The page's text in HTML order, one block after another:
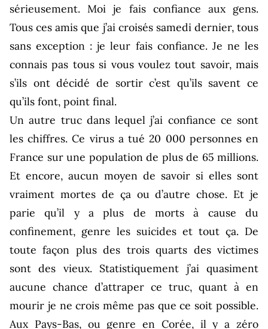
sérieusement. Moi je fais confiance aux gens.
Tous ces amis que j’ai croisés samedi dernier, tous
sans exception : je leur fais confiance. Je ne les
connais pas tous si vous voulez tout savoir, mais
s’ils ont décidé de sortir c’est qu’ils savent ce
qu’ils font, point final.
Un autre truc dans lequel j’ai confiance ce sont
les chiffres. Ce virus a tué 20 000 personnes en
France sur une population de plus de 65 millions.
Et encore, aucun moyen de savoir si elles sont
vraiment mortes de ça ou d’autre chose. Et je
parie qu’il y a plus de morts à cause du
confinement, genre les suicides et tout ça. De
toute façon plus des trois quarts des victimes
sont des vieux. Statistiquement j’ai quasiment
aucune chance d’attraper ce truc, quant à en
mourir je ne crois même pas que ce soit possible.
Aux Pays-Bas, ou genre en Corée, il y a zéro